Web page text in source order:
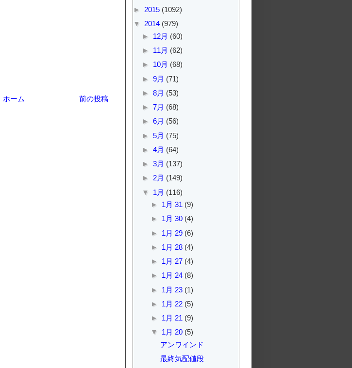
前の投稿
ホーム
► 2015 (1092)
▼ 2014 (979)
► 12月 (60)
► 11月 (62)
► 10月 (68)
► 9月 (71)
► 8月 (53)
► 7月 (68)
► 6月 (56)
► 5月 (75)
► 4月 (64)
► 3月 (137)
► 2月 (149)
▼ 1月 (116)
► 1月 31 (9)
► 1月 30 (4)
► 1月 29 (6)
► 1月 28 (4)
► 1月 27 (4)
► 1月 24 (8)
► 1月 23 (1)
► 1月 22 (5)
► 1月 21 (9)
▼ 1月 20 (5)
アンワインド
最終気配値段